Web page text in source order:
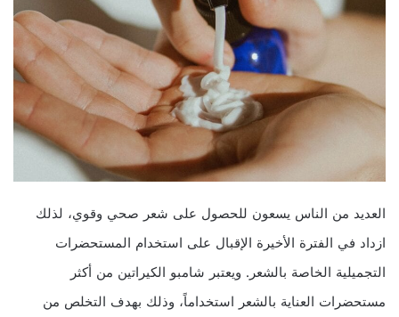
العديد من الناس يسعون للحصول على شعر صحي وقوي، لذلك
ازداد في الفترة الأخيرة الإقبال على استخدام المستحضرات
التجميلية الخاصة بالشعر. ويعتبر شامبو الكيراتين من أكثر
مستحضرات العناية بالشعر استخداماً، وذلك بهدف التخلص من